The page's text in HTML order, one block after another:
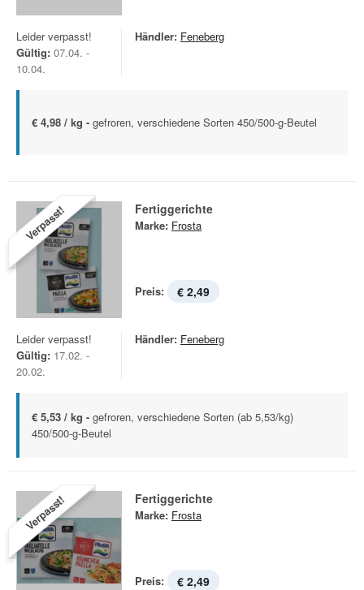
Leider verpasst!
Gültig: 07.04. -
10.04.
Händler: Feneberg
€ 4,98 / kg - gefroren, verschiedene Sorten 450/500-g-Beutel
Verpasst! Fertiggerichte
Marke: Frosta
Preis: € 2,49
Leider verpasst!
Gültig: 17.02. -
20.02.
Händler: Feneberg
€ 5,53 / kg - gefroren, verschiedene Sorten (ab 5,53/kg)
450/500-g-Beutel
Verpasst! Fertiggerichte
Marke: Frosta
Preis: € 2,49